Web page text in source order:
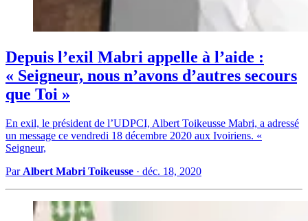
Depuis l’exil Mabri appelle à l’aide :
« Seigneur, nous n’avons d’autres secours
que Toi »
En exil, le président de l’UDPCI, Albert Toikeusse Mabri, a adressé
un message ce vendredi 18 décembre 2020 aux Ivoiriens. «
Seigneur,
Par Albert Mabri Toikeusse · déc. 18, 2020